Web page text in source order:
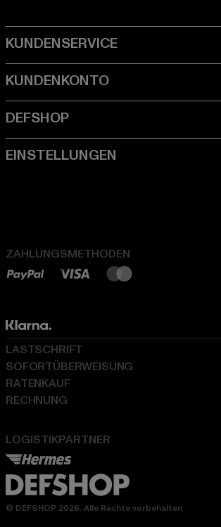
ZAHLUNGSMETHODEN
LOGISTIKPARTNER
LASTSCHRIFT
SOFORTÜBERWEISUNG
RATENKAUF
RECHNUNG
© DEFSHOP 2026. Alle Rechte vorbehalten